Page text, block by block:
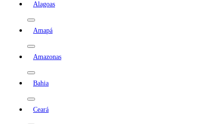
Alagoas
Amapá
Amazonas
Bahia
Ceará